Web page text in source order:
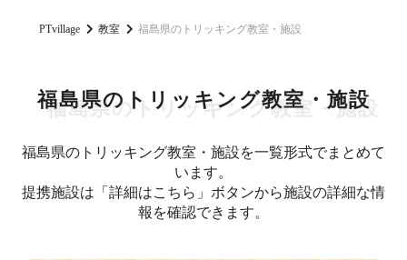
PTvillage 教室 福島県のトリッキング教室・施設
福島県のトリッキング教室・施設
福島県のトリッキング教室・施設を一覧形式でまとめて
います。
提携施設は「詳細はこちら」ボタンから施設の詳細な情
報を確認できます。